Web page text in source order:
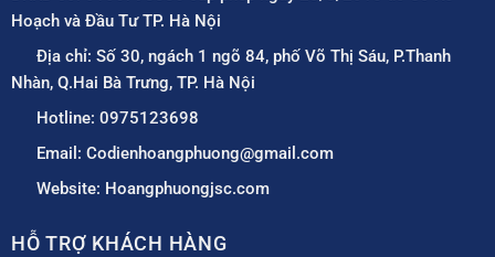
Hoạch và Đầu Tư TP. Hà Nội
Địa chỉ: Số 30, ngách 1 ngõ 84, phố Võ Thị Sáu, P.Thanh
Nhàn, Q.Hai Bà Trưng, TP. Hà Nội
Hotline: 0975123698
Email: Codienhoangphuong@gmail.com
Website: Hoangphuongjsc.com
HỖ TRỢ KHÁCH HÀNG